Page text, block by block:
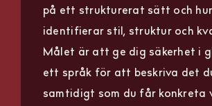
på ett strukturerat sätt och
identifierar stil, struktur och
Målet är att ge dig säkerhet i
ett språk för att beskriva det
samtidigt som du får konkreta